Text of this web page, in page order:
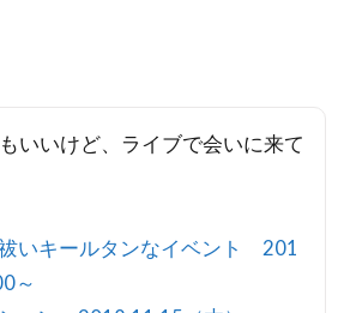
いいけど、ライブで会いに来て
いキールタンなイベント 201
～